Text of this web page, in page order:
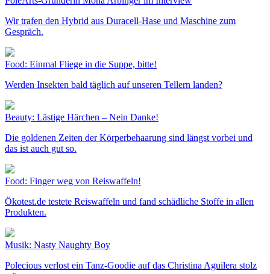
Wir trafen den Hybrid aus Duracell-Hase und Maschine zum
Gespräch.
Food: Einmal Fliege in die Suppe, bitte!
Werden Insekten bald täglich auf unseren Tellern landen?
Beauty: Lästige Härchen – Nein Danke!
Die goldenen Zeiten der Körperbehaarung sind längst vorbei und
das ist auch gut so.
Food: Finger weg von Reiswaffeln!
Ökotest.de testete Reiswaffeln und fand schädliche Stoffe in allen
Produkten.
Musik: Nasty Naughty Boy
Polecious verlost ein Tanz-Goodie auf das Christina Aguilera stolz